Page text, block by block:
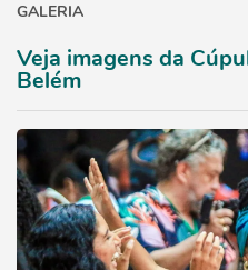
GALERIA
Veja imagens da
Belém